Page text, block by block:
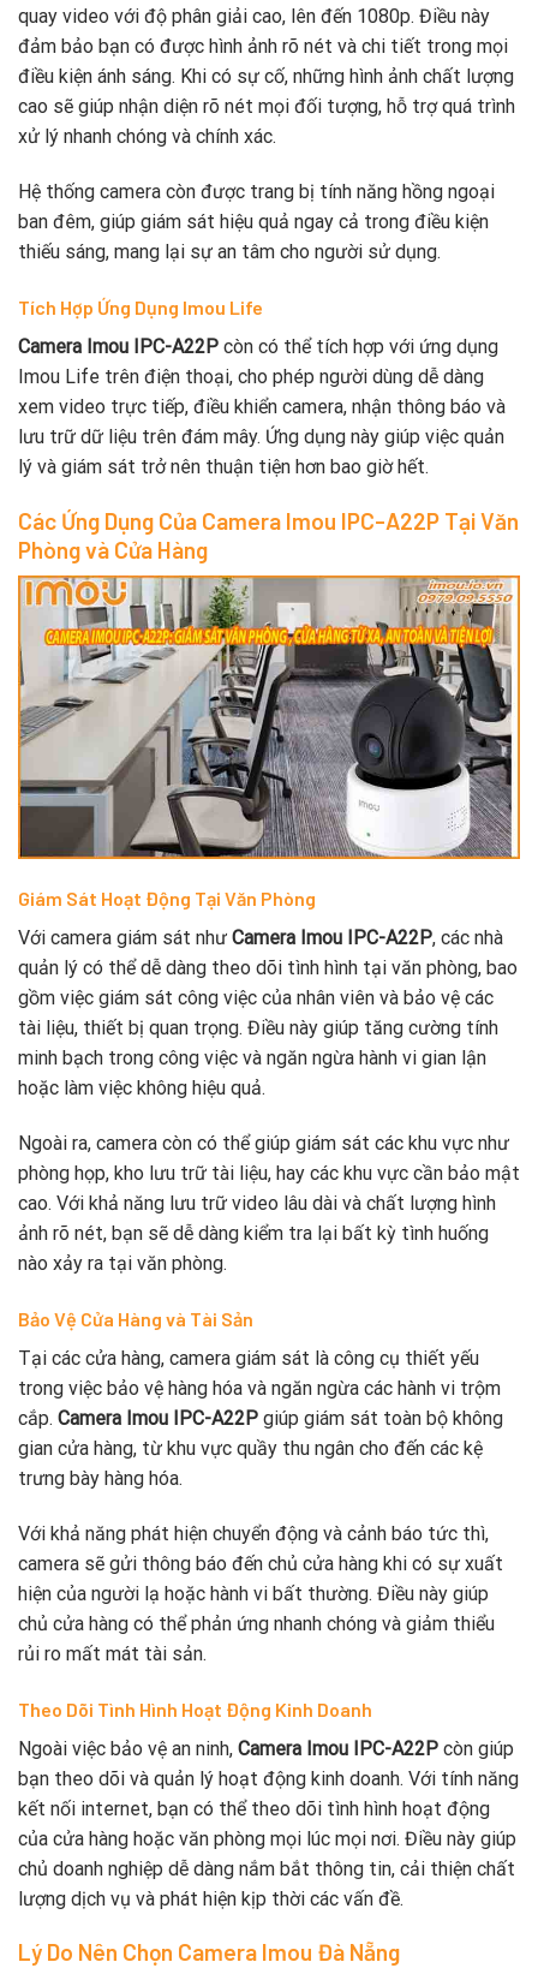
quay video với độ phân giải cao, lên đến 1080p. Điều này
đảm bảo bạn có được hình ảnh rõ nét và chi tiết trong mọi
điều kiện ánh sáng. Khi có sự cố, những hình ảnh chất lượng
cao sẽ giúp nhận diện rõ nét mọi đối tượng, hỗ trợ quá trình
xử lý nhanh chóng và chính xác.
Hệ thống camera còn được trang bị tính năng hồng ngoại
ban đêm, giúp giám sát hiệu quả ngay cả trong điều kiện
thiếu sáng, mang lại sự an tâm cho người sử dụng.
Tích Hợp Ứng Dụng Imou Life
Camera Imou IPC-A22P còn có thể tích hợp với ứng dụng
Imou Life trên điện thoại, cho phép người dùng dễ dàng
xem video trực tiếp, điều khiển camera, nhận thông báo và
lưu trữ dữ liệu trên đám mây. Ứng dụng này giúp việc quản
lý và giám sát trở nên thuận tiện hơn bao giờ hết.
Các Ứng Dụng Của Camera Imou IPC-A22P Tại Văn
Phòng và Cửa Hàng
Giám Sát Hoạt Động Tại Văn Phòng
Với camera giám sát như Camera Imou IPC-A22P, các nhà
quản lý có thể dễ dàng theo dõi tình hình tại văn phòng, bao
gồm việc giám sát công việc của nhân viên và bảo vệ các
tài liệu, thiết bị quan trọng. Điều này giúp tăng cường tính
minh bạch trong công việc và ngăn ngừa hành vi gian lận
hoặc làm việc không hiệu quả.
Ngoài ra, camera còn có thể giúp giám sát các khu vực như
phòng họp, kho lưu trữ tài liệu, hay các khu vực cần bảo mật
cao. Với khả năng lưu trữ video lâu dài và chất lượng hình
ảnh rõ nét, bạn sẽ dễ dàng kiểm tra lại bất kỳ tình huống
nào xảy ra tại văn phòng.
Bảo Vệ Cửa Hàng và Tài Sản
Tại các cửa hàng, camera giám sát là công cụ thiết yếu
trong việc bảo vệ hàng hóa và ngăn ngừa các hành vi trộm
cắp. Camera Imou IPC-A22P giúp giám sát toàn bộ không
gian cửa hàng, từ khu vực quầy thu ngân cho đến các kệ
trưng bày hàng hóa.
Với khả năng phát hiện chuyển động và cảnh báo tức thì,
camera sẽ gửi thông báo đến chủ cửa hàng khi có sự xuất
hiện của người lạ hoặc hành vi bất thường. Điều này giúp
chủ cửa hàng có thể phản ứng nhanh chóng và giảm thiểu
rủi ro mất mát tài sản.
Theo Dõi Tình Hình Hoạt Động Kinh Doanh
Ngoài việc bảo vệ an ninh, Camera Imou IPC-A22P còn giúp
bạn theo dõi và quản lý hoạt động kinh doanh. Với tính năng
kết nối internet, bạn có thể theo dõi tình hình hoạt động
của cửa hàng hoặc văn phòng mọi lúc mọi nơi. Điều này giúp
chủ doanh nghiệp dễ dàng nắm bắt thông tin, cải thiện chất
lượng dịch vụ và phát hiện kịp thời các vấn đề.
Lý Do Nên Chọn Camera Imou Đà Nẵng